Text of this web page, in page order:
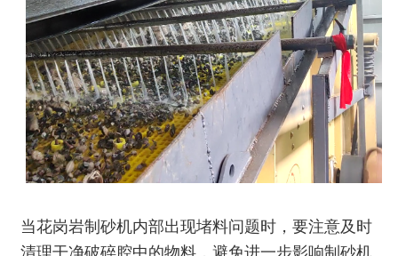
当花岗岩制砂机内部出现堵料问题时，要注意及时